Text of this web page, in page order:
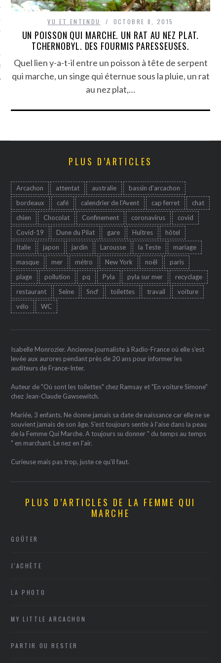
ARCACHONVU ET ENTENDU OCTOBRE 8, 2015
UN POISSON QUI MARCHE. UN RAT AU NEZ PLAT.
TCHERNOBYL. DES FOURMIS PARESSEUSES.
Quel lien y-a-t-il entre un poisson à tête de serpent
qui marche, un singe qui éternue sous la pluie, un rat
au nez plat,…
PLUS D’ARTICLES
Arcachon attentat australie
bassin d'arcachon
bordeaux
café calendrier de l'Avent cap ferret
chat
chien
Chocolat Confinement coronavirus
covid
Covid-19
Dune du Pilat gare Huîtres
hôtel
Italie
japon jardin Larousse la Teste
mariage
masque
mer métro New York noêl
paris
plage
pollution pq Pyla pyla sur mer
recyclage
restaurant
Seine Sncf toilettes travail
voiture
vélo
WC
Isabelle Monrozier. Ancienne journaliste à Radio-France où elle s'est
levée aux aurores pendant près de 20 ans pour informer les
auditeurs de France-Inter.
Auteur de "Où sont les toilettes" chez Ramsay et "En voiture Simone"
chez Jean-Claude Gawsewitch.
Mariée, 3 enfants. Ne donne jamais sa date de naissance car elle ne se
souvient jamais de son âge. S'est toujours sentie à l'aise dans la peau
de la Femme Qui Marche. A toujours su donner " du temps au temps
" en marchant. Le nez en l'air.
Curieuse mais pas trop, juste ce qu'il faut.
PLUS D’ARTICLES DE LA FEMME QUI
MARCHE
GOÛTER
J'ACHÈTE
LA PHOTO
MY LITTLE ARCACHON
PARTIR OU RESTER